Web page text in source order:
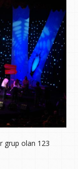
grup olan 123